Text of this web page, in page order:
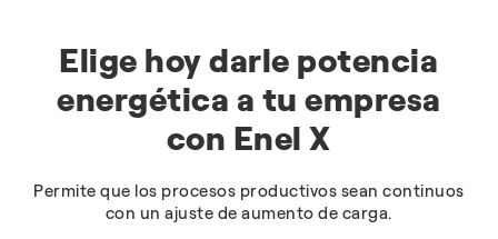
Elige hoy darle potencia
energética a tu empresa
con Enel X
Permite que los procesos productivos sean continuos
con un ajuste de aumento de carga.